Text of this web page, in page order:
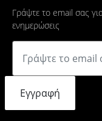
Γράψτε το email σας
ενημερώσεις
Εγγραφή